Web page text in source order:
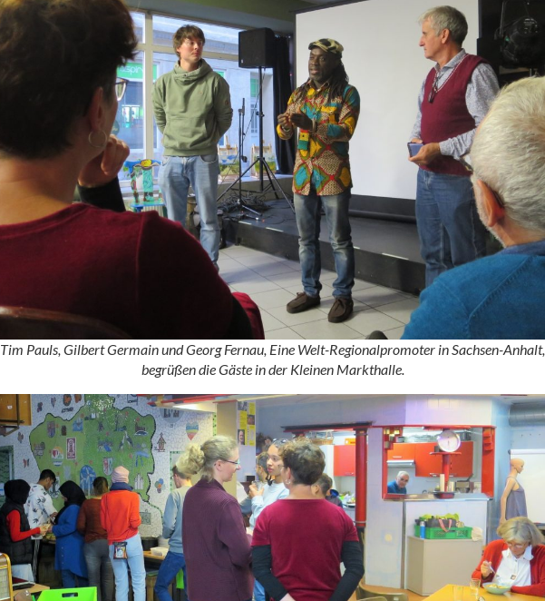
Tim Pauls, Gilbert Germain und Georg Fernau, Eine Welt-Regionalpromoter in Sachsen-Anhalt,
begrüßen die Gäste in der Kleinen Markthalle.